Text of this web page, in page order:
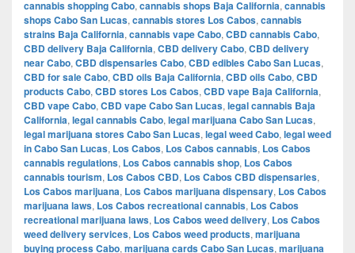
cannabis shopping Cabo, cannabis shops Baja California, cannabis
shops Cabo San Lucas, cannabis stores Los Cabos, cannabis
strains Baja California, cannabis vape Cabo, CBD cannabis Cabo,
CBD delivery Baja California, CBD delivery Cabo, CBD delivery
near Cabo, CBD dispensaries Cabo, CBD edibles Cabo San Lucas,
CBD for sale Cabo, CBD oils Baja California, CBD oils Cabo, CBD
products Cabo, CBD stores Los Cabos, CBD vape Baja California,
CBD vape Cabo, CBD vape Cabo San Lucas, legal cannabis Baja
California, legal cannabis Cabo, legal marijuana Cabo San Lucas,
legal marijuana stores Cabo San Lucas, legal weed Cabo, legal weed
in Cabo San Lucas, Los Cabos, Los Cabos cannabis, Los Cabos
cannabis regulations, Los Cabos cannabis shop, Los Cabos
cannabis tourism, Los Cabos CBD, Los Cabos CBD dispensaries,
Los Cabos marijuana, Los Cabos marijuana dispensary, Los Cabos
marijuana laws, Los Cabos recreational cannabis, Los Cabos
recreational marijuana laws, Los Cabos weed delivery, Los Cabos
weed delivery services, Los Cabos weed products, marijuana
buying process Cabo, marijuana cards Cabo San Lucas, marijuana